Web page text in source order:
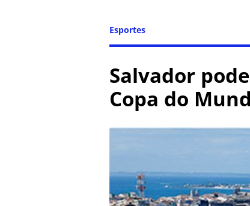
Esportes
Salvador
Copa do